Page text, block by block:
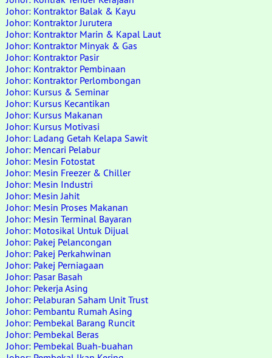
Johor: Kontraktor Balak & Kayu
Johor: Kontraktor Jurutera
Johor: Kontraktor Marin & Kapal Laut
Johor: Kontraktor Minyak & Gas
Johor: Kontraktor Pasir
Johor: Kontraktor Pembinaan
Johor: Kontraktor Perlombongan
Johor: Kursus & Seminar
Johor: Kursus Kecantikan
Johor: Kursus Makanan
Johor: Kursus Motivasi
Johor: Ladang Getah Kelapa Sawit
Johor: Mencari Pelabur
Johor: Mesin Fotostat
Johor: Mesin Freezer & Chiller
Johor: Mesin Industri
Johor: Mesin Jahit
Johor: Mesin Proses Makanan
Johor: Mesin Terminal Bayaran
Johor: Motosikal Untuk Dijual
Johor: Pakej Pelancongan
Johor: Pakej Perkahwinan
Johor: Pakej Perniagaan
Johor: Pasar Basah
Johor: Pekerja Asing
Johor: Pelaburan Saham Unit Trust
Johor: Pembantu Rumah Asing
Johor: Pembekal Barang Runcit
Johor: Pembekal Beras
Johor: Pembekal Buah-buahan